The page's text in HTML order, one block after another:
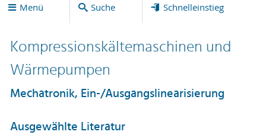
Menü Suche Schnelleinstieg
Kompressionskältemaschinen und
Wärmepumpen
Mechatronik, Ein-/Ausgangslinearisierung
Ausgewählte Literatur